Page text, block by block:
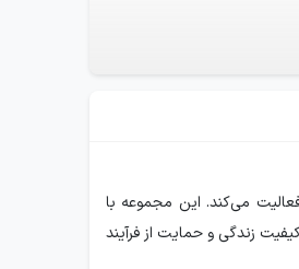
می‌کند. این مجموعه با
زندگی و حمایت از فرآیند